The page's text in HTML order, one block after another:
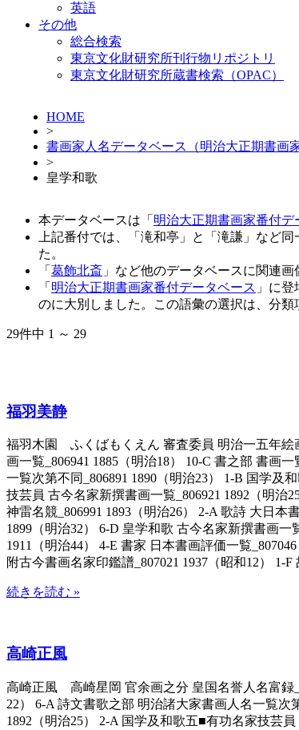
英語
その他
総合検索
東京文化財研究所刊行物リポジトリ
東京文化財研究所蔵書検索（OPAC）
HOME
>
書画家人名データベース（明治大正期書画
>
皇学和歌
本データベースは「 明治大正期書画家番付デ
上記番付では、「滝和亭」と「滝謙」など
た。
「 葛飾北斎 」など他のデータベースに関連
「 明治大正期書画家番付データベース 」に
のに大別しました。この語彙の選択は、分
29件中 1 ～ 29
福羽美静
福羽木園 ふくばもくえん 審査委員 明治一五年絵
画一覧_806941 1885（明治18） 10-C 書之部 書画
一覧次第不同_806891 1890（明治23） 1-B 国学及
技芸員 古今名家新撰書画一覧_806921 1892（明治
神雷名競_806991 1893（明治26） 2-A 歌詩 大日本
1899（明治32） 6-D 皇学和歌 古今名家新撰書画一
1911（明治44） 4-E 書家 日本書画評価一覧
附古今書画名家印鑑譜_807021 1937（昭和12）
続きを読む »
高崎正風
高崎正風 高崎星岡 官余画之分 皇国名誉人名富録
22） 6-A 詩文書歌之部 明治諸大家書画人名一覧次
1892（明治25） 2-A 国学及和歌五■有功名家技芸